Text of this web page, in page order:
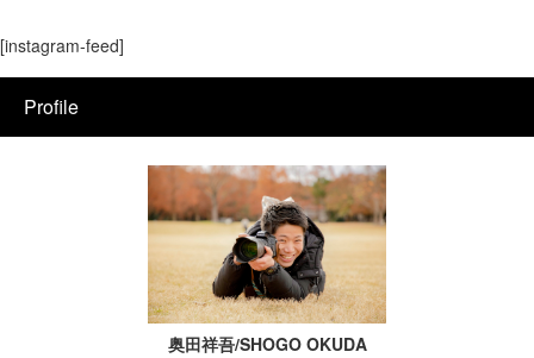
[instagram-feed]
Profile
奥田祥吾/SHOGO OKUDA